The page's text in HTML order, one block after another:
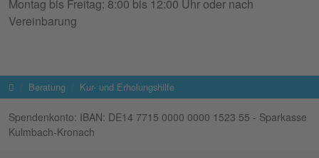
Montag bis Freitag: 8:00 bis 12:00 Uhr oder nach
Vereinbarung
Startseite
Beratung Kur- und Erholungshilfe
Spendenkonto: IBAN: DE14 7715 0000 0000 1523 55 - Sparkasse
Kulmbach-Kronach